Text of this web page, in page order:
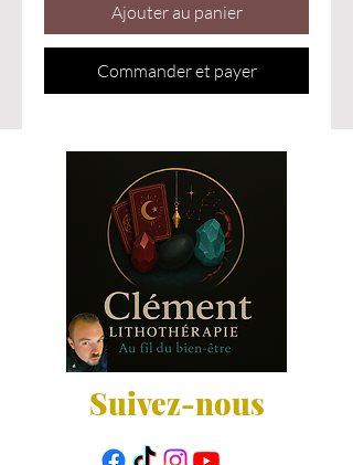
Ajouter au panier
Commander et payer
Suivez-nous